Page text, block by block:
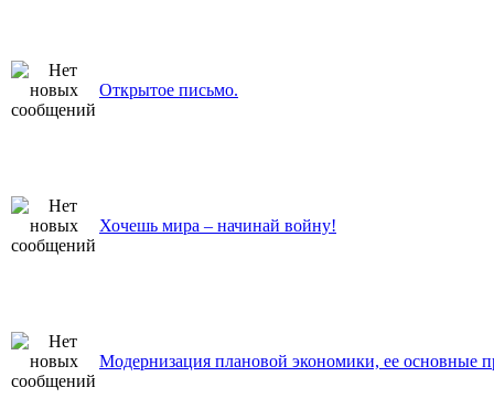
Открытое письмо.
Хочешь мира – начинай войну!
Модернизация плановой экономики, ее основные